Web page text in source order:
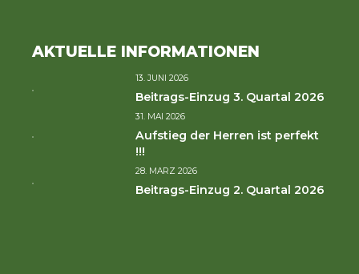
AKTUELLE INFORMATIONEN
13. JUNI 2026
Beitrags-Einzug 3. Quartal 2026
31. MAI 2026
Aufstieg der Herren ist perfekt
!!!
28. MÄRZ 2026
Beitrags-Einzug 2. Quartal 2026